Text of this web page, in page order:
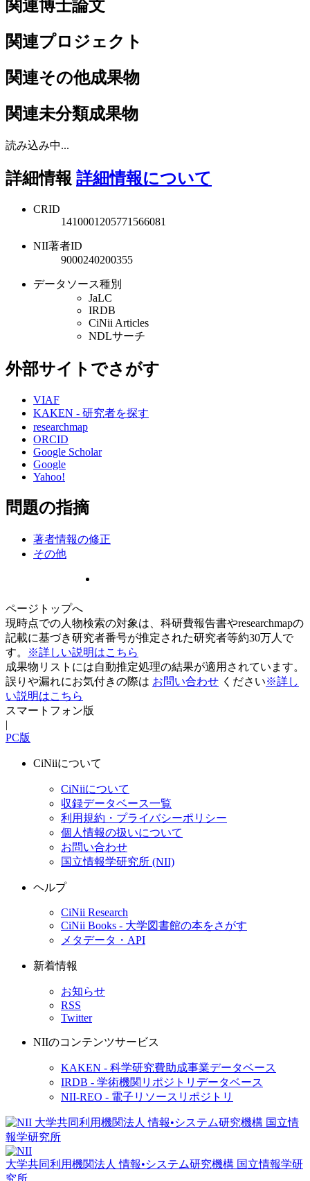
関連博士論文
関連プロジェクト
関連その他成果物
関連未分類成果物
読み込み中...
詳細情報 詳細情報について
CRID
1410001205771566081
NII著者ID
9000240200355
データソース種別
JaLC
IRDB
CiNii Articles
NDLサーチ
外部サイトでさがす
VIAF
KAKEN - 研究者を探す
researchmap
ORCID
Google Scholar
Google
Yahoo!
問題の指摘
著者情報の修正
その他
ページトップへ
現時点での人物検索の対象は、科研費報告書やresearchmapの
記載に基づき研究者番号が推定された研究者等約30万人で
す。
※詳しい説明はこちら
成果物リストには自動推定処理の結果が適用されています。
誤りや漏れにお気付きの際は お問い合わせ ください※詳し
い説明はこちら
スマートフォン版
|
PC版
CiNiiについて
CiNiiについて
収録データベース一覧
利用規約・プライバシーポリシー
個人情報の扱いについて
お問い合わせ
国立情報学研究所 (NII)
ヘルプ
CiNii Research
CiNii Books - 大学図書館の本をさがす
メタデータ・API
新着情報
お知らせ
RSS
Twitter
NIIのコンテンツサービス
KAKEN - 科学研究費助成事業データベース
IRDB - 学術機関リポジトリデータベース
NII-REO - 電子リソースリポジトリ
大学共同利用機関法人 情報•システム研究機構 国立情報学研